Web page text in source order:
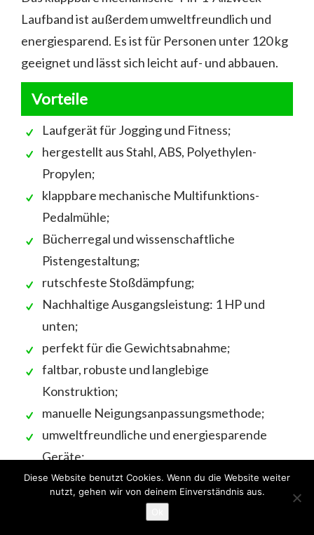
Laufband ist außerdem umweltfreundlich und
energiesparend. Es ist für Personen unter 120 kg
geeignet und lässt sich leicht auf- und abbauen.
Vorteile
Laufgerät für Jogging und Fitness;
hergestellt aus Stahl, ABS, Polyethylen-
Propylen;
klappbare mechanische Multifunktions-
Pedalmühle;
Bücherregal und wissenschaftliche
Pistengestaltung;
rutschfeste Stoßdämpfung;
Nachhaltige Ausgangsleistung: 1 HP und
unten;
perfekt für die Gewichtsabnahme;
faltbar, robuste und langlebige
Konstruktion;
manuelle Neigungsanpassungsmethode;
umweltfreundliche und energiesparende
Geräte;
kann zum Laufen, Gehen und für Sit-ups
verwendet werden;
Das Armaturenbrett zeigt Zeit,
Diese Website benutzt Cookies. Wenn du die Website weiter
nutzt, gehen wir von deinem Einverständnis aus.